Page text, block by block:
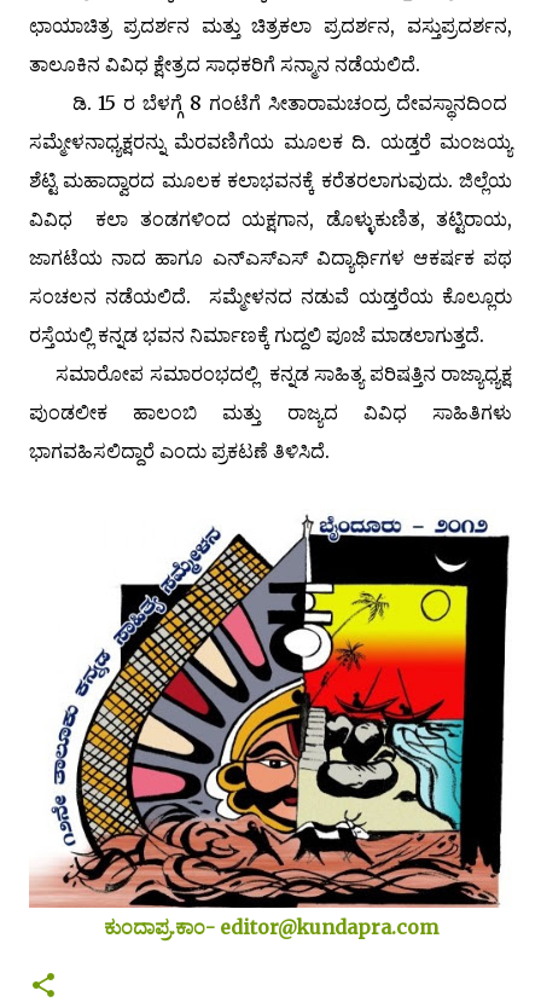
ಛಾಯಾಚಿತ್ರ ಪ್ರದರ್ಶನ ಮತ್ತು ಚಿತ್ರಕಲಾ ಪ್ರದರ್ಶನ, ವಸ್ತುಪ್ರದರ್ಶನ,
ತಾಲೂಕಿನ ವಿವಿಧ ಕ್ಷೇತ್ರದ ಸಾಧಕರಿಗೆ ಸನ್ಮಾನ ನಡೆಯಲಿದೆ.
ಡಿ. 15 ರ ಬೆಳಗ್ಗೆ 8 ಗಂಟೆಗೆ ಸೀತಾರಾಮಚಂದ್ರ ದೇವಸ್ಥಾನದಿಂದ
ಸಮ್ಮೇಳನಾಧ್ಯಕ್ಷರನ್ನು ಮೆರವಣಿಗೆಯ ಮೂಲಕ ದಿ. ಯಡ್ತರೆ ಮಂಜಯ್ಯ
ಶೆಟ್ಟಿ ಮಹಾದ್ವಾರದ ಮೂಲಕ ಕಲಾಭವನಕ್ಕೆ ಕರೆತರಲಾಗುವುದು. ಜಿಲ್ಲೆಯ
ವಿವಿಧ ಕಲಾ ತಂಡಗಳಿಂದ ಯಕ್ಷಗಾನ, ಡೊಳ್ಳುಕುಣಿತ, ತಟ್ಟಿರಾಯ,
ಜಾಗಟೆಯ ನಾದ ಹಾಗೂ ಎನ್‌ಎಸ್‌ಎಸ್ ವಿದ್ಯಾರ್ಥಿಗಳ ಆಕರ್ಷಕ ಪಥ
ಸಂಚಲನ ನಡೆಯಲಿದೆ. ಸಮ್ಮೇಳನದ ನಡುವೆ ಯಡ್ತರೆಯ ಕೊಲ್ಲೂರು
ರಸ್ತೆಯಲ್ಲಿ ಕನ್ನಡ ಭವನ ನಿರ್ಮಾಣಕ್ಕೆ ಗುದ್ದಲಿ ಪೂಜೆ ಮಾಡಲಾಗುತ್ತದೆ.
ಸಮಾರೋಪ ಸಮಾರಂಭದಲ್ಲಿ ಕನ್ನಡ ಸಾಹಿತ್ಯ ಪರಿಷತ್ತಿನ ರಾಜ್ಯಾಧ್ಯಕ್ಷ
ಪುಂಡಲೀಕ ಹಾಲಂಬಿ ಮತ್ತು ರಾಜ್ಯದ ವಿವಿಧ ಸಾಹಿತಿಗಳು
ಭಾಗವಹಿಸಲಿದ್ದಾರೆ ಎಂದು ಪ್ರಕಟಣೆ ತಿಳಿಸಿದೆ.
ಕುಂದಾಪ್ರ.ಕಾಂ- editor@kundapra.com